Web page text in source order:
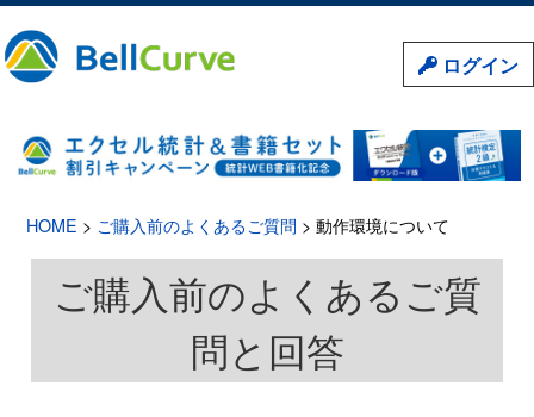
ログイン
HOME > ご購入前のよくあるご質問 > 動作環境について
ご購入前のよくあるご質
問と回答